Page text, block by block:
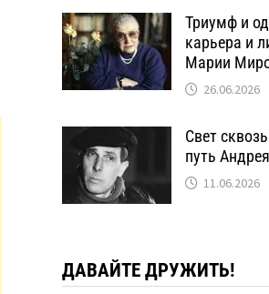
Триумф и
карьера и
Марии
26.06.2026
Свет
путь
11.06.2026
ДАВАЙТЕ ДРУЖИТЬ!